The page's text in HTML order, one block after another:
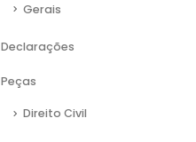
Gerais
Declarações
Peças
Direito Civil